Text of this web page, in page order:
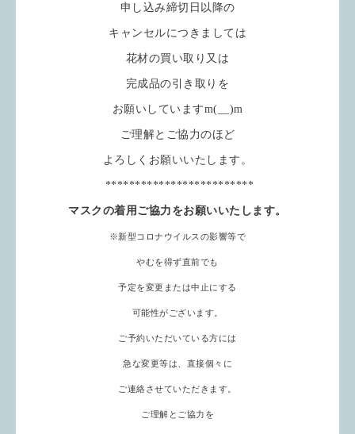
申し込み締切日以降の
キャンセルにつきましては
花材の買い取り又は
完成品の引き取りを
お願いしていますm(__)m
ご理解とご協力のほど
よろしくお願いいたします。
*************************
マスクの着用ご協力をお願いいたします。
※新型コロナウイルスの影響等で
やむを得ず直前でも
予定を変更または中止にする
可能性がございます。
ご予約いただいている方には
急な変更等は、直接個々に
ご連絡させていただきます。
ご理解とご協力を